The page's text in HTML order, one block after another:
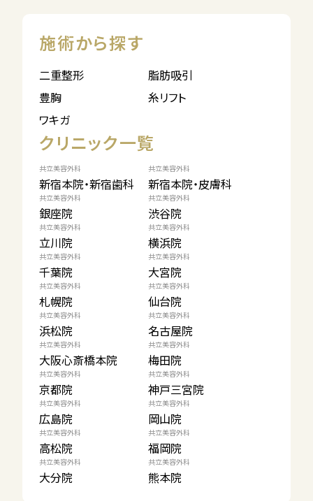
施術から探す
二重整形
脂肪吸引
豊胸
糸リフト
ワキガ
クリニック一覧
共立美容外科
新宿本院・新宿歯科
共立美容外科
新宿本院・皮膚科
共立美容外科
銀座院
共立美容外科
渋谷院
共立美容外科
立川院
共立美容外科
横浜院
共立美容外科
千葉院
共立美容外科
大宮院
共立美容外科
札幌院
共立美容外科
仙台院
共立美容外科
浜松院
共立美容外科
名古屋院
共立美容外科
大阪心斎橋本院
共立美容外科
梅田院
共立美容外科
京都院
共立美容外科
神戸三宮院
共立美容外科
広島院
共立美容外科
岡山院
共立美容外科
高松院
共立美容外科
福岡院
共立美容外科
大分院
共立美容外科
熊本院